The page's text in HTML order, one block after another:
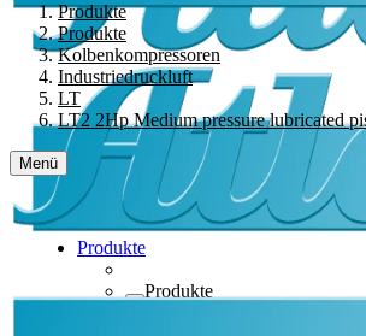
Produkte
Produkte
Kolbenkompressoren
Industriedruckluft
LT
LT2 2Hp Medium pressure lubricated
Menü
Produkte
Produkte